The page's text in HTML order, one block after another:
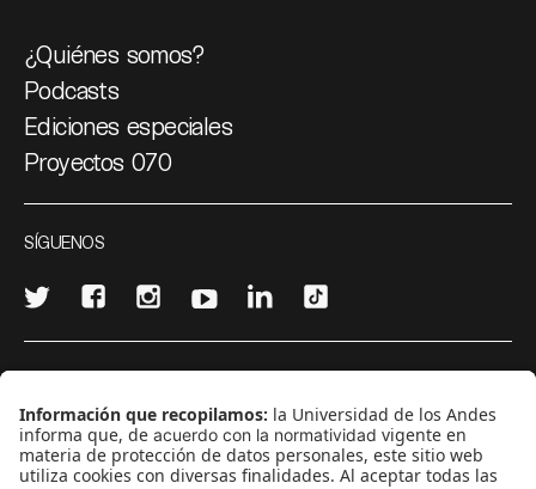
¿Quiénes somos?
Podcasts
Ediciones especiales
Proyectos 070
SÍGUENOS
CONTÁCTANOS
cerosetenta@uniandes.edu.co